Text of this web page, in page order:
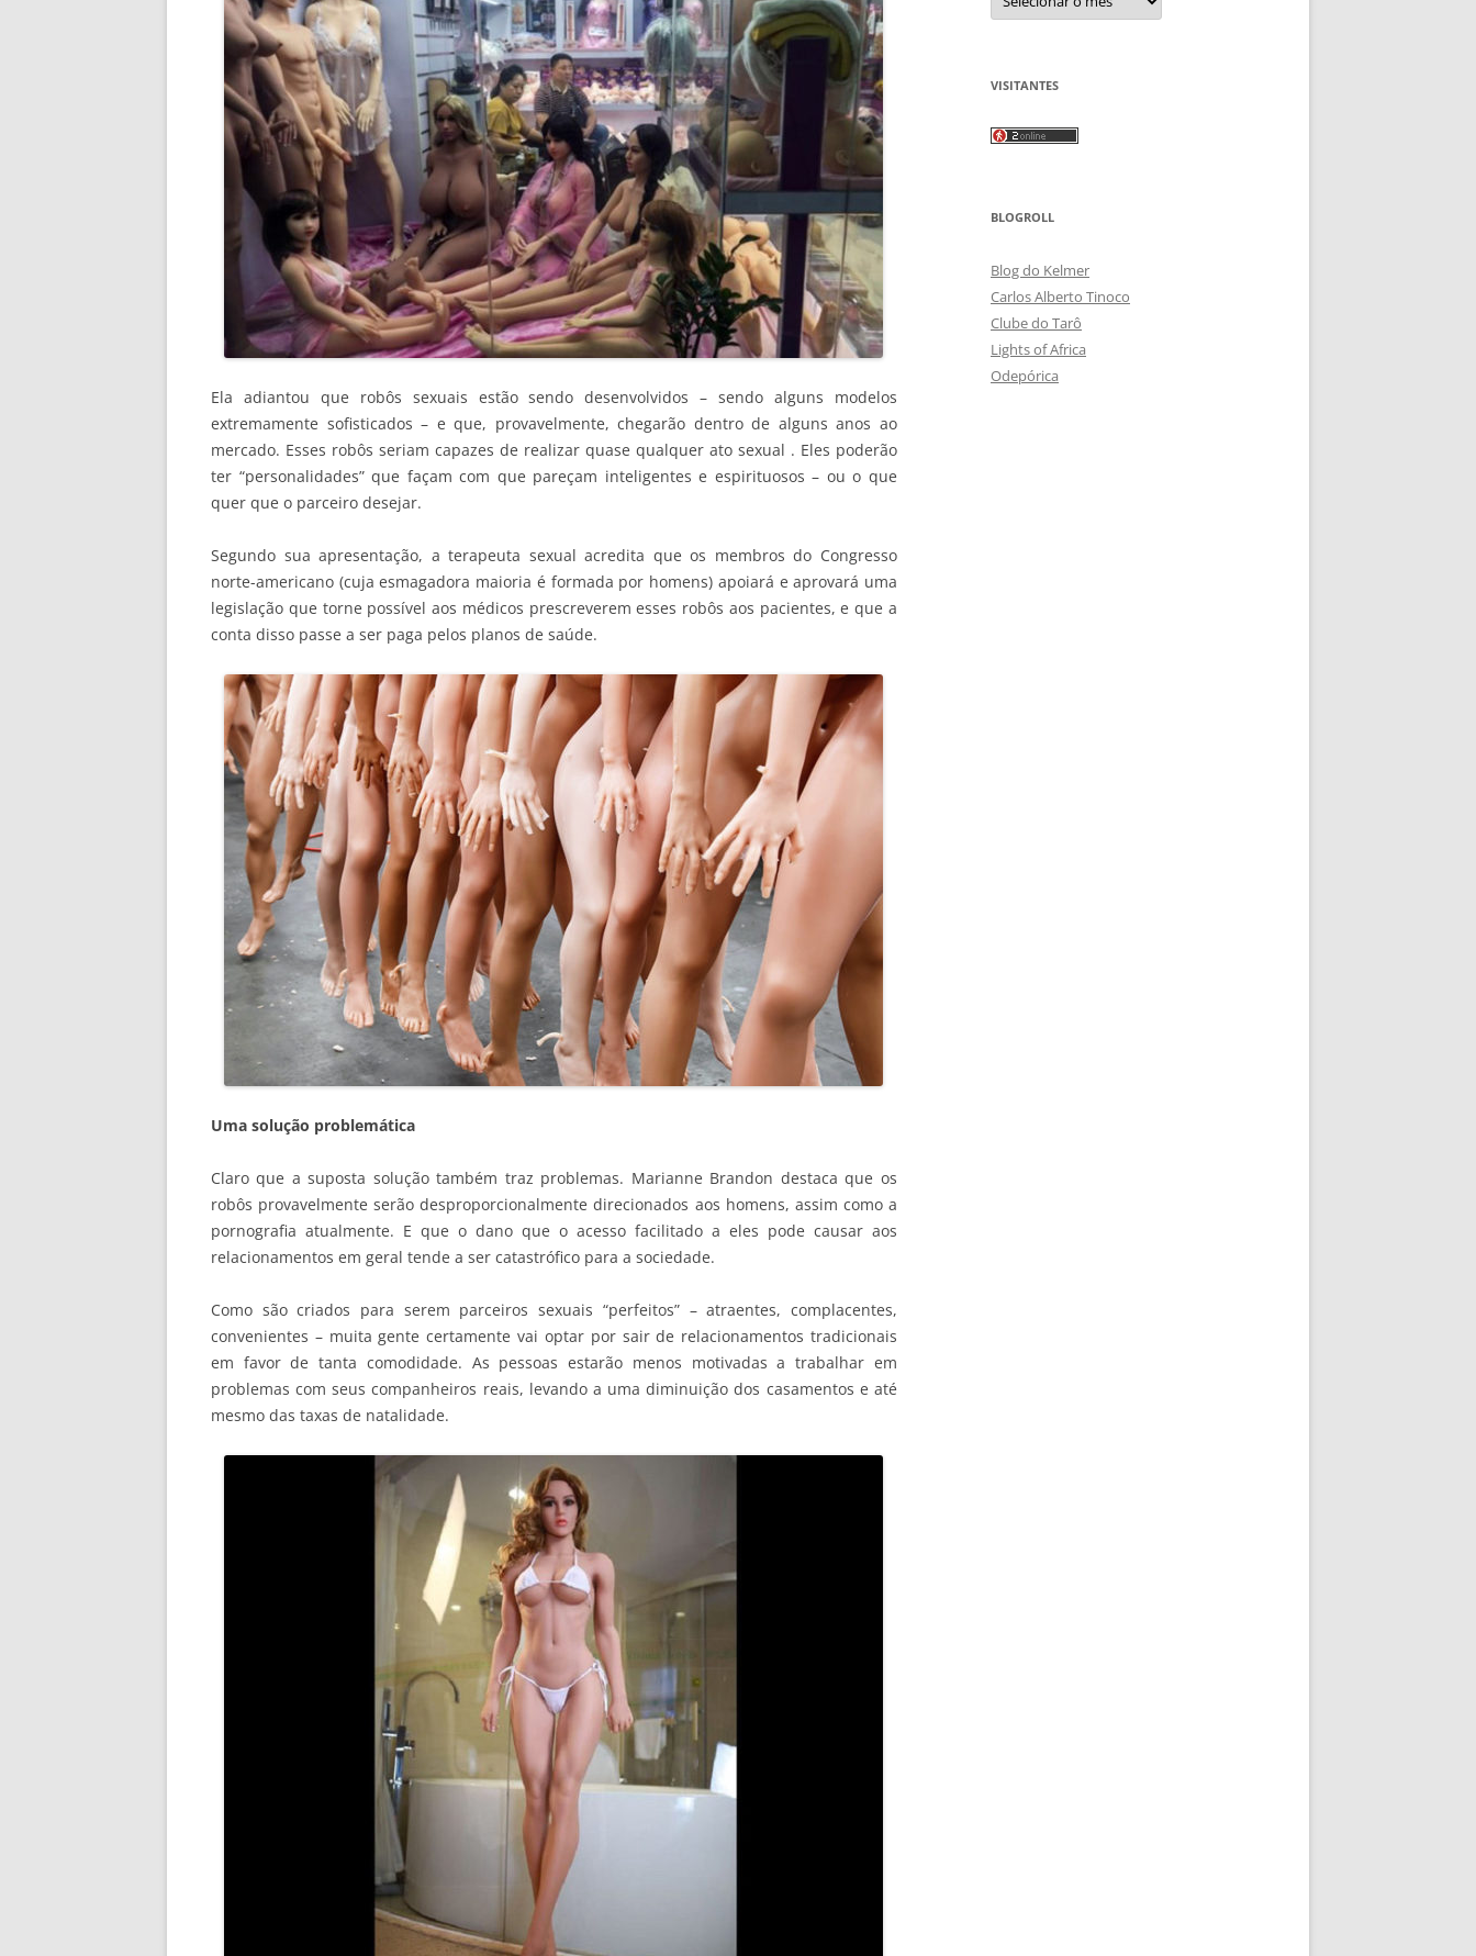
Ela adiantou que robôs sexuais estão sendo desenvolvidos – sendo alguns modelos
extremamente sofisticados – e que, provavelmente, chegarão dentro de alguns anos ao
mercado. Esses robôs seriam capazes de realizar quase qualquer ato sexual . Eles poderão
ter “personalidades” que façam com que pareçam inteligentes e espirituosos – ou o que
quer que o parceiro desejar.
Segundo sua apresentação, a terapeuta sexual acredita que os membros do Congresso
norte-americano (cuja esmagadora maioria é formada por homens) apoiará e aprovará uma
legislação que torne possível aos médicos prescreverem esses robôs aos pacientes, e que a
conta disso passe a ser paga pelos planos de saúde.
Uma solução problemática
Claro que a suposta solução também traz problemas. Marianne Brandon destaca que os
robôs provavelmente serão desproporcionalmente direcionados aos homens, assim como a
pornografia atualmente. E que o dano que o acesso facilitado a eles pode causar aos
relacionamentos em geral tende a ser catastrófico para a sociedade.
Como são criados para serem parceiros sexuais “perfeitos” – atraentes, complacentes,
convenientes – muita gente certamente vai optar por sair de relacionamentos tradicionais
em favor de tanta comodidade. As pessoas estarão menos motivadas a trabalhar em
problemas com seus companheiros reais, levando a uma diminuição dos casamentos e até
mesmo das taxas de natalidade.
VISITANTES
BLOGROLL
Blog do Kelmer
Carlos Alberto Tinoco
Clube do Tarô
Lights of Africa
Odepórica